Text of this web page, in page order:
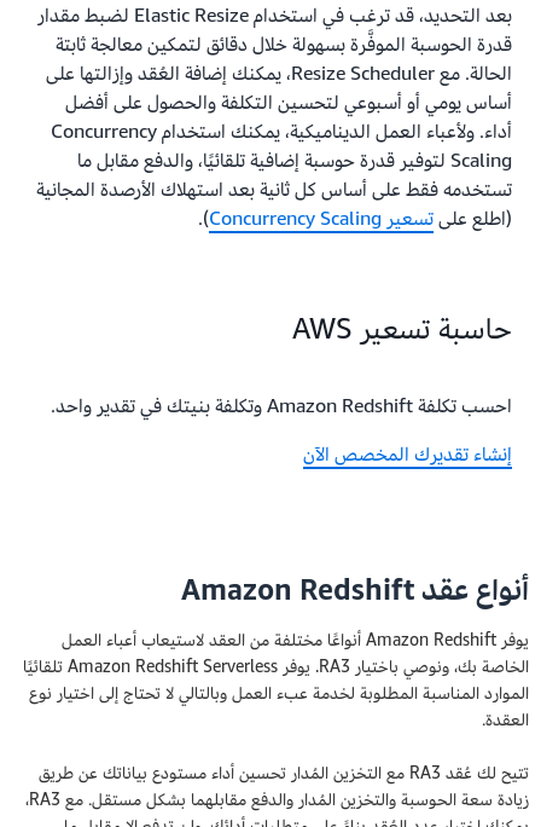
بعد التحديد، قد ترغب في استخدام Elastic Resize لضبط مقدار
قدرة الحوسبة الموفَّرة بسهولة خلال دقائق لتمكين معالجة ثابتة
الحالة. مع Resize Scheduler، يمكنك إضافة العُقد وإزالتها على
أساس يومي أو أسبوعي لتحسين التكلفة والحصول على أفضل
أداء. ولأعباء العمل الديناميكية، يمكنك استخدام Concurrency
Scaling لتوفير قدرة حوسبة إضافية تلقائيًا، والدفع مقابل ما
تستخدمه فقط على أساس كل ثانية بعد استهلاك الأرصدة المجانية
(اطلع علىتسعير Concurrency Scaling ).
حاسبة تسعير AWS
احسب تكلفة Amazon Redshift وتكلفة بنيتك في تقدير واحد.
إنشاء تقديرك المخصص الآن
أنواع عقد Amazon Redshift
يوفر Amazon Redshift أنواعًا مختلفة من العقد لاستيعاب أعباء العمل
الخاصة بك، ونوصي باختيار RA3. يوفر Amazon Redshift Serverless تلقائيًا
الموارد المناسبة المطلوبة لخدمة عبء العمل وبالتالي لا تحتاج إلى اختيار نوع
العقدة.
تتيح لك عُقد RA3 مع التخزين المُدار تحسين أداء مستودع بياناتك عن طريق
زيادة سعة الحوسبة والتخزين المُدار والدفع مقابلهما بشكل مستقل. مع RA3،